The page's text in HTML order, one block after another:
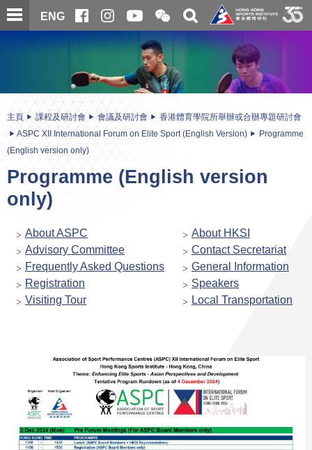
跳
至
ENG
開
合
信
二
維
碼
關
搜
主頁 課程及研討會 會議及研討會
香港體育學院所舉辦或合辦專題研討會
ASPC XII International Forum on Elite Sport (English Version)
Programme
(English version only)
Programme (English version
only)
About ASPC
About HKSI
Advisory Committee
Contact Secretariat
Frequently Asked Questions
General Information
Registration
Speakers
Visiting Tour
Local Transportation